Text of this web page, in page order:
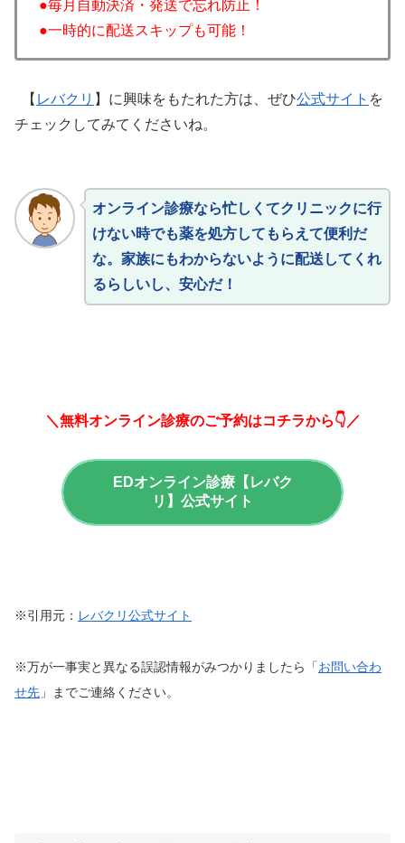
●毎月自動決済・発送で忘れ防止！
●一時的に配送スキップも可能！
【 レバクリ 】に興味をもたれた方は、ぜひ公式サイト を
チェックしてみてくださいね。
オンライン診療なら忙しくてクリニックに行
けない時でも薬を処方してもらえて便利だ
な。家族にもわからないように配送してくれ
るらしいし、安心だ！
＼無料オンライン診療のご予約はコチラから👇／
EDオンライン診療【レバク
リ】公式サイト
※引用元： レバクリ公式サイト
※万が一事実と異なる誤認情報がみつかりましたら「お問い合わ
せ先 」までご連絡ください。